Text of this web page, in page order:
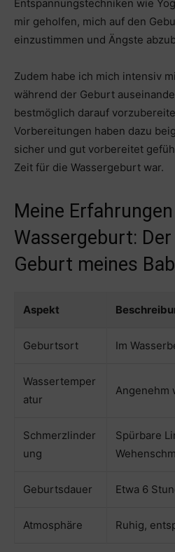
Entspannungstechniken wie
mir geholfen, mich auf den
einzustimmen und Ängste
Zudem habe ich mich intensiv
während der Geburt
bestmöglich darauf
Vorbereitungen haben dazu
sicher und gut vorbereitet
Zeit für die Wassergeburt war.
Meine
Wassergeburt:
Geburt meines
Aspekt
Geburtsort Im
Wassertemper
atur
Angenehm
Schmerzlinder
ung
Spürbare
Geburtsdauer Etwa 6
Atmosphäre Ruhig,